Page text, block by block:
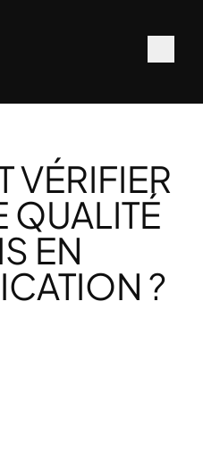
VÉRIFIER
QUALITÉ
EN
?